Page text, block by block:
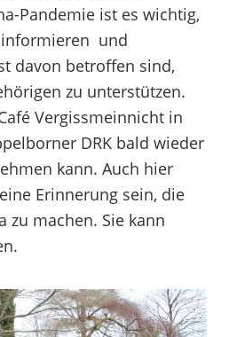
Pandemie ist es wichtig,
informieren und
davon betroffen sind,
zu unterstützen.
Vergissmeinnicht in
DRK bald wieder
kann. Auch hier
Erinnerung sein, die
zu machen. Sie kann